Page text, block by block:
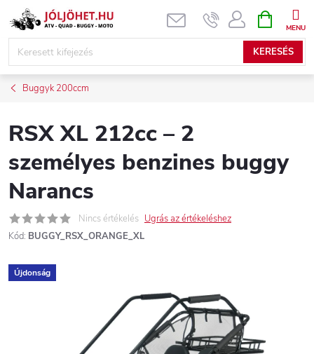
Ugrás
KERESÉS
KOSÁR
Buggyk 200ccm
RSX XL 212cc – 2
személyes benzines buggy
Narancs
Nincs értékelés Ugrás az értékeléshez
Kód: BUGGY_RSX_ORANGE_XL
Újdonság